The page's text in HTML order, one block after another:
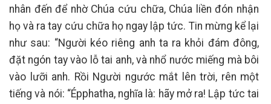
nhân đến để nhờ Chúa cứu chữa, Chúa liền đón nhận
họ và ra tay cứu chữa họ ngay lập tức. Tin mừng kể lại
như sau: “Người kéo riêng anh ta ra khỏi đám đông,
đặt ngón tay vào lỗ tai anh, và nhổ nước miếng mà bôi
vào lưỡi anh. Rồi Người ngước mắt lên trời, rên một
tiếng và nói: “Épphatha, nghĩa là: hãy mở ra! Lập tức tai